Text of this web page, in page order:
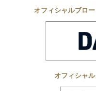
オフィシャルブロ
オフィシャ